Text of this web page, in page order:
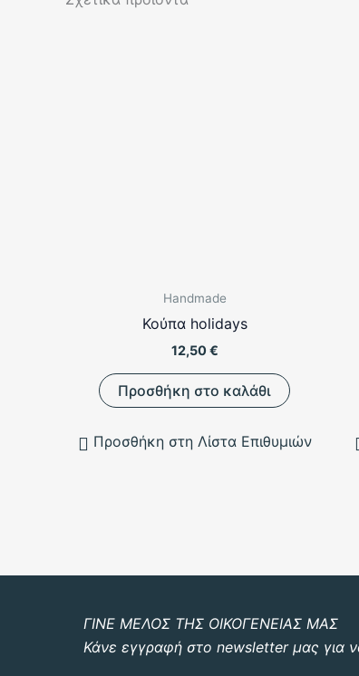
Handmade
Κούπα holidays
12,50€
Προσθήκη στο καλάθι
Προσθήκη στη Λίστα Επιθυμιών
ΓΙΝΕ ΜΕΛΟΣ ΤΗΣ ΟΙΚΟΓΕΝΕΙΑΣ ΜΑΣ
Κάνε εγγραφή στο newsletter μας για